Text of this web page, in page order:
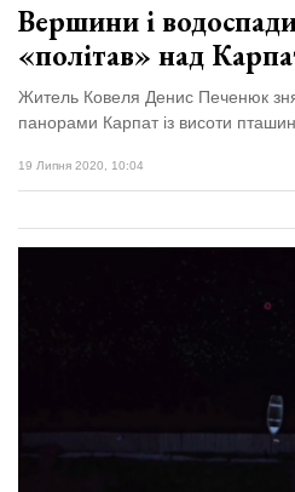
Вершини і
«політав» над
Житель Ковеля Денис Печенюк
панорами Карпат із висоти
19 Липня 2020, 10:04